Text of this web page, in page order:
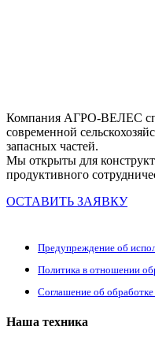
Компания АГРО-ВЕЛЕС
современной
запасных частей.
Мы открыты для
продуктивного
ОСТАВИТЬ ЗАЯВКУ
Предупреждение об
Политика в отношении
Соглашение об
Наша техника